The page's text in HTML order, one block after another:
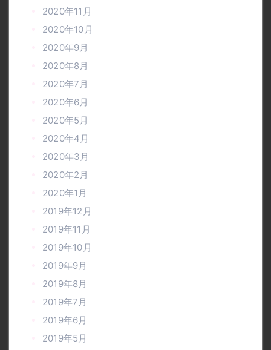
2020年11月
2020年10月
2020年9月
2020年8月
2020年7月
2020年6月
2020年5月
2020年4月
2020年3月
2020年2月
2020年1月
2019年12月
2019年11月
2019年10月
2019年9月
2019年8月
2019年7月
2019年6月
2019年5月